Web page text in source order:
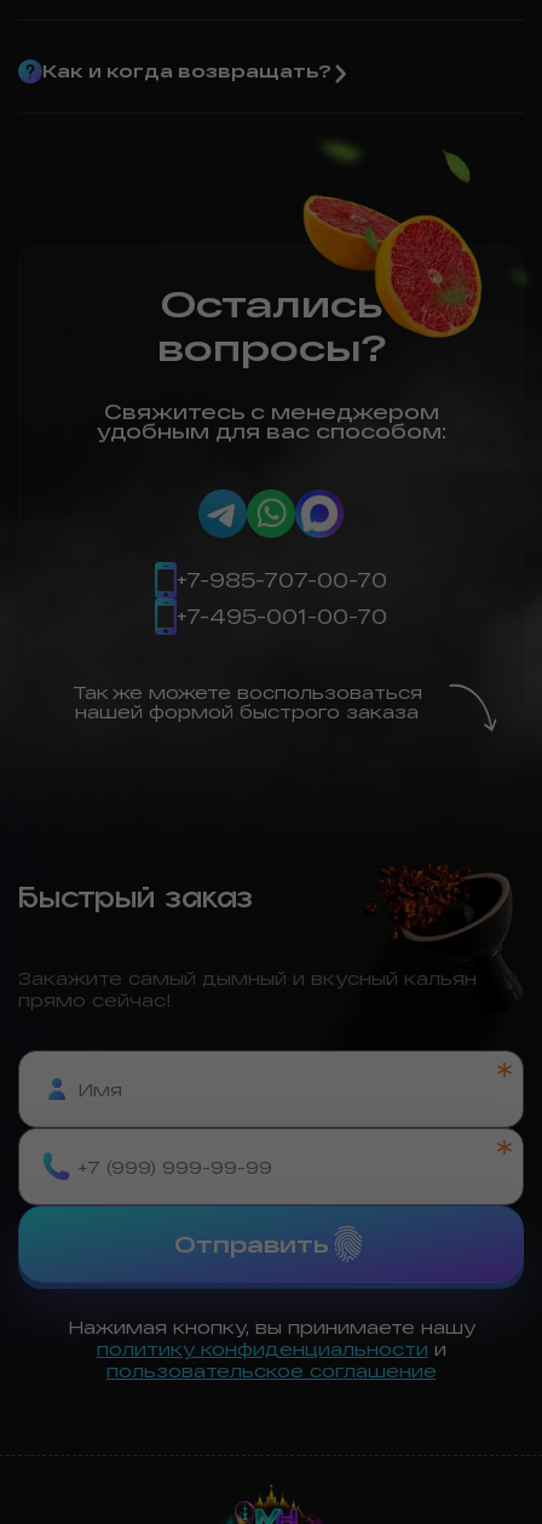
Как и когда возвращать?
Остались
вопросы?
Свяжитесь с менеджером
удобным для вас способом:
+7-985-707-00-70
+7-495-001-00-70
Так же можете воспользоваться
нашей формой быстрого заказа
Закажите самый дымный и вкусный кальян
прямо сейчас!
Отправить
Нажимая кнопку, вы принимаете нашу
политику конфиденциальности и
пользовательское соглашение